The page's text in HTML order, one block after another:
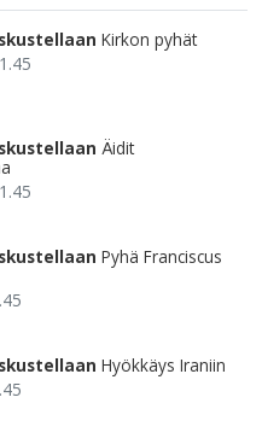
Kirkon pyhät
Äidit
Pyhä Franciscus
Hyökkäys Iraniin